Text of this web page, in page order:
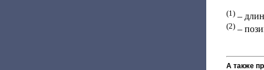
(1) –
(2) –
А также